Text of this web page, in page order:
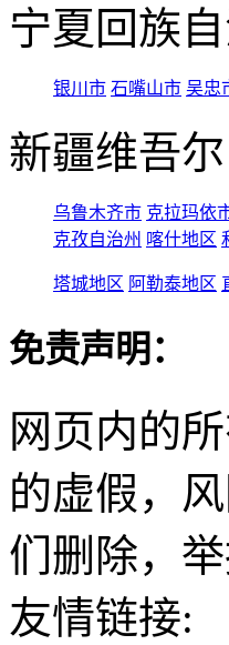
宁夏回族
银川市 石嘴山市 吴忠
新疆维吾
乌鲁木齐市 克拉玛依
克孜自治州 喀什地区
塔城地区 阿勒泰地区
免责声明：
网页内的
的虚假，
们删除，
友情链接: